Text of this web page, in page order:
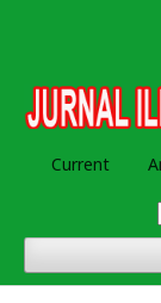
Current